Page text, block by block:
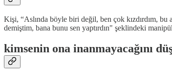
Kişi, “Aslında böyle biri değil, ben çok kızdırdım, bu
demiştim, bana bunu sen yaptırdın" şeklindeki
kimsenin ona inanmayacağını